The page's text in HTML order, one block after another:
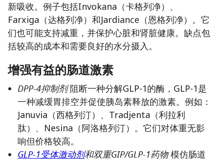
新吸收。例子包括Invokana（卡格列净）、
Farxiga（达格列净）和Jardiance（恩格列净）。它
们也可能支持减重，并保护心脏和肾脏健康。缺点包
括较高的成本和需要良好的水分摄入。
增强有益的肠道激素
DPP-4抑制剂阻断一种分解GLP-1的酶，GLP-1是
一种减缓胃排空并促使胰岛素释放的激素。例如：
Januvia（西格列汀）、Tradjenta（利拉利
肽）、Nesina（阿洛格列汀）。它们对体重无影
响但价格较高。
GLP-1受体激动剂和双重GIP/GLP-1药物模仿肠道